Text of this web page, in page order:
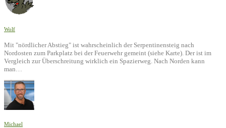
Wolf
Mit "nördlicher Abstieg" ist wahrscheinlich der Serpentinensteig nach
Nordosten zum Parkplatz bei der Feuerwehr gemeint (siehe Karte). Der ist im
Vergleich zur Überschreitung wirklich ein Spazierweg. Nach Norden kann
man…
Michael